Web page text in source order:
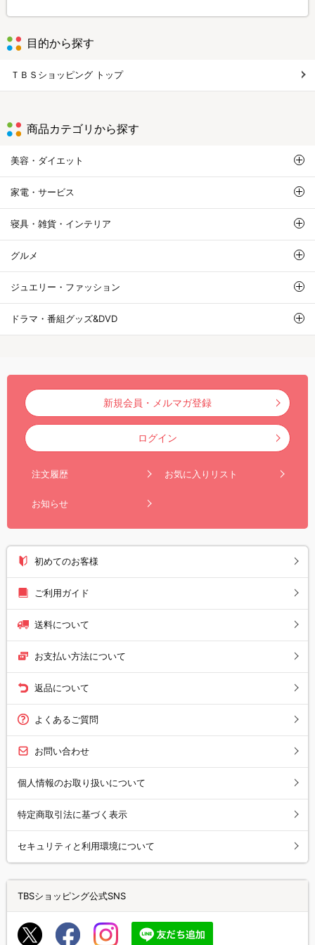
目的から探す
ＴＢＳショッピング トップ
商品カテゴリから探す
美容・ダイエット
家電・サービス
寝具・雑貨・インテリア
グルメ
ジュエリー・ファッション
ドラマ・番組グッズ&DVD
新規会員・メルマガ登録
ログイン
注文履歴 お気に入りリスト
お知らせ
初めてのお客様
ご利用ガイド
送料について
お支払い方法について
返品について
よくあるご質問
お問い合わせ
個人情報のお取り扱いについて
特定商取引法に基づく表示
セキュリティと利用環境について
TBSショッピング公式SNS